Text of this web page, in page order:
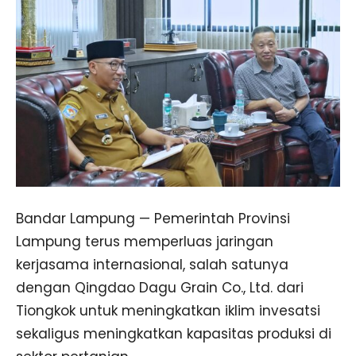
Bandar Lampung — Pemerintah Provinsi
Lampung terus memperluas jaringan
kerjasama internasional, salah satunya
dengan Qingdao Dagu Grain Co., Ltd. dari
Tiongkok untuk meningkatkan iklim invesatsi
sekaligus meningkatkan kapasitas produksi di